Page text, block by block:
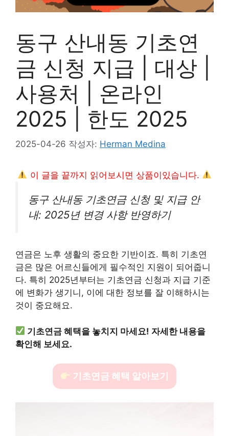
동구 산내동 기초연
금 신청 지급 | 대상 |
사용처 | 온라인
2025 | 한도 2025
2025-04-26 작성자: Herman Medina
이 글을 끝까지 읽어보시면 상품이있습니다.
동구 산내동 기초연금 신청 및 지급 안
내: 2025년 변경 사항 반영하기
연금은 노후 생활의 중요한 기반이죠. 특히 기초연
금은 많은 어르신들에게 필수적인 지원이 되어줍니
다. 특히 2025년부터는 기초연금 신청과 지급 기준
에 변화가 생기니, 이에 대한 정보를 잘 이해하시는
것이 중요해요.
기초연금 혜택을 놓치지 마세요! 자세한 내용을
확인해 보세요.
기초연금 혜택 알아보기